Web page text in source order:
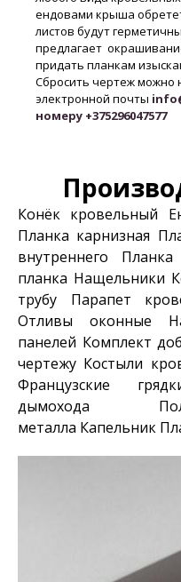
ендовами крыша
листов будут
предлагает
придать планкам
Сбросить чертеж можно
электронной почты
номеру +375296047577
Конёк кровельный
Планка карнизная
внутреннего
планка Нащельники
трубу
Парапет
Отливы оконные
панелей Комплект
чертежу Костыли
Французские
дымохода
металла Капельник